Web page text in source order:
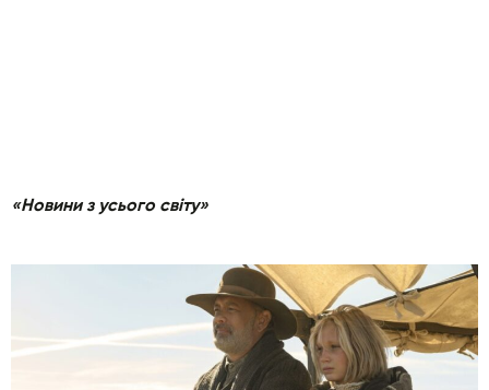
«Новини з усього світу»